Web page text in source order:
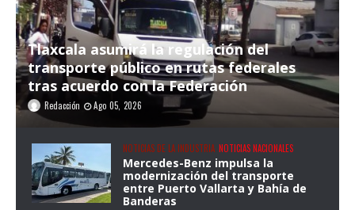
Tlaxcala asumirá la regulación del
transporte público en rutas federales
tras acuerdo con la Federación
Redacción Ago 05, 2026
NOTICIAS DE LA INDUSTRIA NOTICIAS NACIONALES
Mercedes-Benz impulsa la
modernización del transporte
entre Puerto Vallarta y Bahía de
Banderas